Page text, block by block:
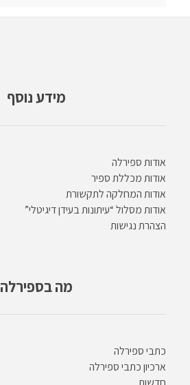
מידע נוסף
אודות ספירלה
אודות מכללת ספיר
אודות המחלקה לתקשורת
אודות מסלול “עיתונות בעידן דיגיטלי”
הצהרת נגישות
מה בספירלה
כתבי ספירלה
ארכיון כתבי ספירלה